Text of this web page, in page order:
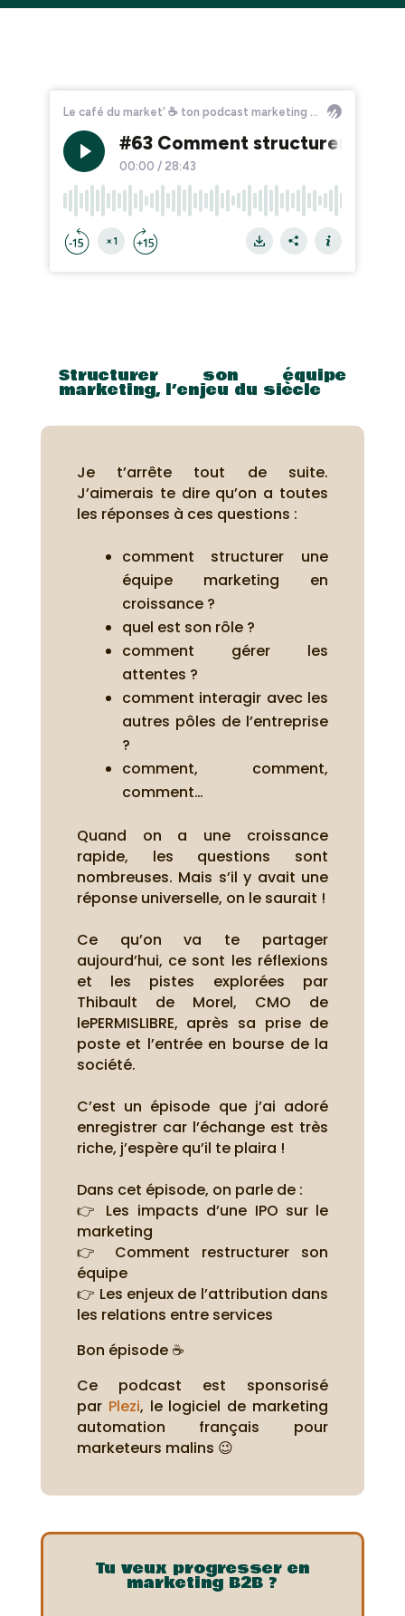
Structurer son équipe
marketing, l’enjeu du siècle
Je t’arrête tout de suite.
J’aimerais te dire qu’on a toutes
les réponses à ces questions :
comment structurer une
équipe marketing en
croissance ?
quel est son rôle ?
comment gérer les
attentes ?
comment interagir avec les
autres pôles de l’entreprise
?
comment, comment,
comment…
Quand on a une croissance
rapide, les questions sont
nombreuses. Mais s’il y avait une
réponse universelle, on le saurait !
Ce qu’on va te partager
aujourd’hui, ce sont les réflexions
et les pistes explorées par
Thibault de Morel, CMO de
lePERMISLIBRE, après sa prise de
poste et l’entrée en bourse de la
société.
C’est un épisode que j’ai adoré
enregistrer car l’échange est très
riche, j’espère qu’il te plaira !
Dans cet épisode, on parle de :
👉 Les impacts d’une IPO sur le
marketing
👉 Comment restructurer son
équipe
👉 Les enjeux de l’attribution dans
les relations entre services
Bon épisode ☕
Ce podcast est sponsorisé
par Plezi, le logiciel de marketing
automation français pour
marketeurs malins 😉
Tu veux progresser en
marketing B2B ?